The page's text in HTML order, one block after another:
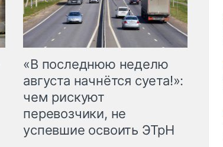
«В последнюю неделю
августа начнётся суета!»:
чем рискуют
перевозчики, не
успевшие освоить ЭТрН